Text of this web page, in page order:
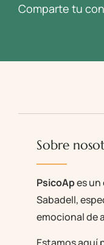
Comparte tu
Sobre
PsicoApes un
Sabadell,
emocional de